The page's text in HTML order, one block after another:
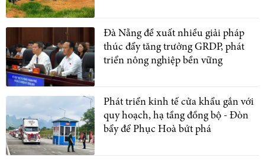
Đà Nẵng đề xuất nhiều giải pháp
thúc đẩy tăng trưởng GRDP, phát
triển nông nghiệp bền vững
Phát triển kinh tế cửa khẩu gắn với
quy hoạch, hạ tầng đồng bộ - Đòn
bẩy để Phục Hoà bứt phá